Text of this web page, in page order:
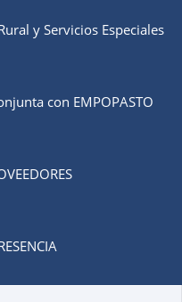
y Servicios Especiales
con EMPOPASTO